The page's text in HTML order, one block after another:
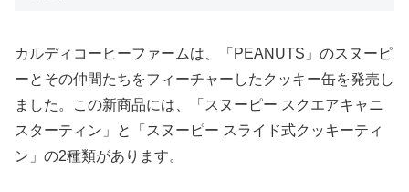
カルディコーヒーファームは、「PEANUTS」のスヌーピ
ーとその仲間たちをフィーチャーしたクッキー缶を発売し
ました。この新商品には、「スヌーピー スクエアキャニ
スターティン」と「スヌーピー スライド式クッキーティ
ン」の2種類があります。